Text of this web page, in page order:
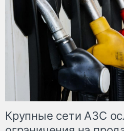
Крупные сети АЗС